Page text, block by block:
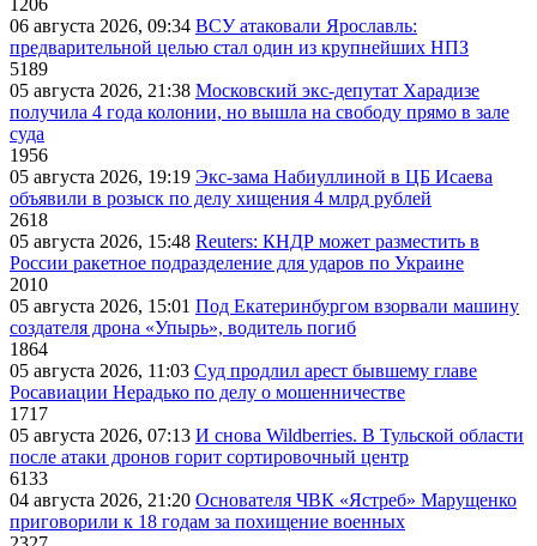
1206
06 августа 2026, 09:34 ВСУ атаковали Ярославль:
предварительной целью стал один из крупнейших НПЗ
5189
05 августа 2026, 21:38 Московский экс-депутат Харадизе
получила 4 года колонии, но вышла на свободу прямо в зале
суда
1956
05 августа 2026, 19:19 Экс-зама Набиуллиной в ЦБ Исаева
объявили в розыск по делу хищения 4 млрд рублей
2618
05 августа 2026, 15:48 Reuters: КНДР может разместить в
России ракетное подразделение для ударов по Украине
2010
05 августа 2026, 15:01 Под Екатеринбургом взорвали машину
создателя дрона «Упырь», водитель погиб
1864
05 августа 2026, 11:03 Суд продлил арест бывшему главе
Росавиации Нерадько по делу о мошенничестве
1717
05 августа 2026, 07:13 И снова Wildberries. В Тульской области
после атаки дронов горит сортировочный центр
6133
04 августа 2026, 21:20 Основателя ЧВК «Ястреб» Марущенко
приговорили к 18 годам за похищение военных